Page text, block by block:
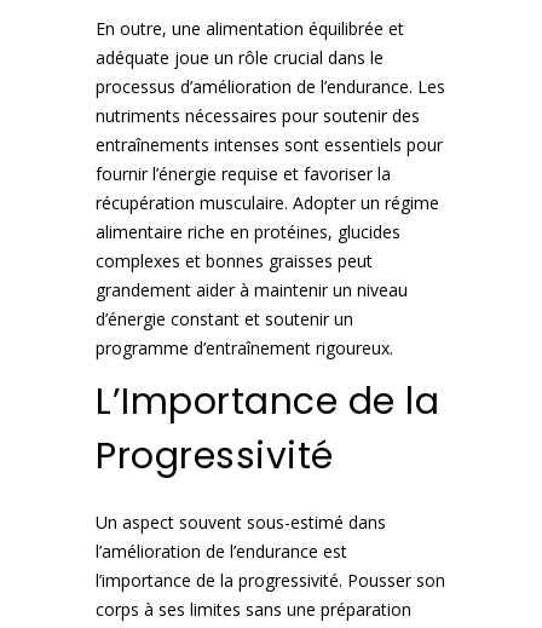
En outre, une alimentation équilibrée et
adéquate joue un rôle crucial dans le
processus d’amélioration de l’endurance. Les
nutriments nécessaires pour soutenir des
entraînements intenses sont essentiels pour
fournir l’énergie requise et favoriser la
récupération musculaire. Adopter un régime
alimentaire riche en protéines, glucides
complexes et bonnes graisses peut
grandement aider à maintenir un niveau
d’énergie constant et soutenir un
programme d’entraînement rigoureux.
L’Importance de la
Progressivité
Un aspect souvent sous-estimé dans
l’amélioration de l’endurance est
l’importance de la progressivité. Pousser son
corps à ses limites sans une préparation